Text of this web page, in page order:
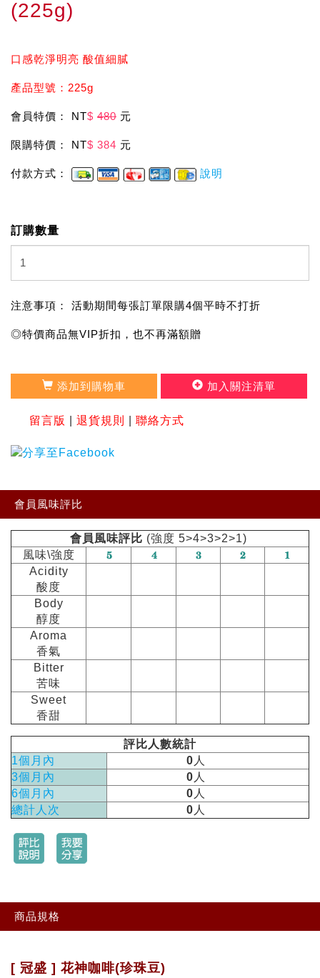
(225g)
口感乾淨明亮 酸值細膩
產品型號：225g
會員特價： NT$ 480 元
限購特價： NT$ 384 元
付款方式： 說明
訂購數量
注意事項： 活動期間每張訂單限購4個平時不打折
◎特價商品無VIP折扣，也不再滿額贈
添加到購物車 加入關注清單
留言版 退貨規則 聯絡方式
會員風味評比
會員風味評比 (強度 5>4>3>2>1)
風味\強度
Acidity
酸度
Body
醇度
Aroma
香氣
Bitter
苦味
Sweet
香甜
評比人數統計
1個月內
0 人
3個月內
0 人
6個月內
0 人
總計人次
0 人
商品規格
[ 冠盛 ] 花神咖啡(珍珠豆)